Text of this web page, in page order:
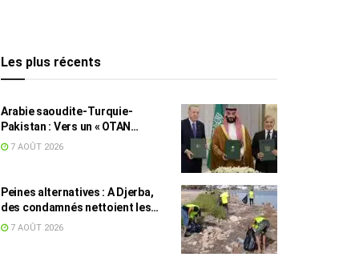
Les plus récents
Arabie saoudite-Turquie-
Pakistan : Vers un « OTAN
islamique » ?
7 AOÛT 2026
Peines alternatives : A Djerba,
des condamnés nettoient les
plages
7 AOÛT 2026